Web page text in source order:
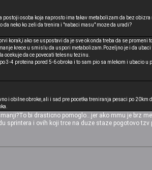
osoba koja naprosto ima takav metabolizam da bez obizra
da neko ko zeli da trenira i "nabaci masu" moze da uradi?
korak,i ako se uspostavi da je sve ok onda treba da se
krece u smislu da uspori metabolizam.Pozeljno je i da
ocekuje da ce povecati telesnu tezinu.
3-4 proteina pored 5-6 obroka i to sam pio sa mlekom i ubacio
i obilne obroke, ali i sad pre pocetka treniranja pesaci po 20km
bi drasticno pomoglo...jer ako mmu je brz
sprintera i ovih koji trce na duze staze pogotovo tzv